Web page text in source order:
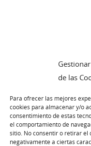
de las
Para ofrecer las mejores
cookies para almacenar y/o
consentimiento de estas
el comportamiento de
sitio. No consentir o retirar el
negativamente a ciertas
← Previous